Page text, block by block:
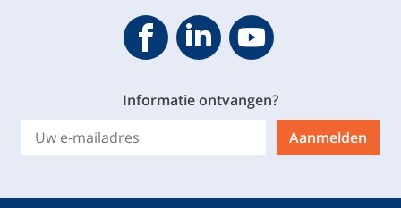
Geveke FacebookGeveke YouTube
Informatie ontvangen?
Aanmelden